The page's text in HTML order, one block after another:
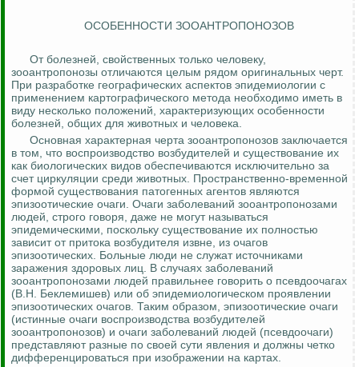
ОСОБЕННОСТИ ЗООАНТРОПОНОЗОВ
От болезней, свойственных только человеку,
зооантропонозы отличаются целым рядом оригинальных черт.
При разработке географических аспектов эпидемиологии с
применением картографического метода необходимо иметь в
виду несколько положений, характеризующих особенности
болезней, общих для животных и человека.
Основная характерная черта зооантропонозов заключается
в том, что воспроизводство возбудителей и существование их
как биологических видов обеспечиваются исключительно за
счет циркуляции среди животных. Пространственно-временной
формой существования патогенных агентов являются
эпизоотические очаги. Очаги заболеваний зооантропонозами
людей, строго говоря, даже не могут называться
эпидемическими, поскольку существование их полностью
зависит от притока возбудителя извне, из очагов
эпизоотических. Больные люди не служат источниками
заражения здоровых лиц. В случаях заболеваний
зооантропонозами людей правильнее говорить о псевдоочагах
(В.Н. Беклемишев) или об эпидемиологическом проявлении
эпизоотических очагов. Таким образом, эпизоотические очаги
(истинные очаги воспроизводства возбудителей
зооантропонозов) и очаги заболеваний людей (псевдоочаги)
представляют разные по своей сути явления и должны четко
дифференцироваться при изображении на картах.